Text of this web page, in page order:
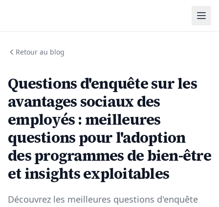
Retour au blog
Questions d'enquête sur les
avantages sociaux des
employés : meilleures
questions pour l'adoption
des programmes de bien-être
et insights exploitables
Découvrez les meilleures questions d'enquête